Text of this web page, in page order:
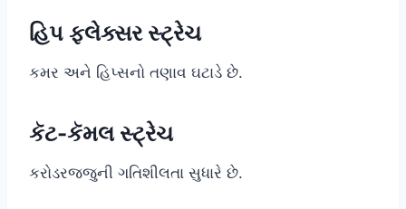
હિપ ફ્લેક્સર સ્ટ્રેચ
કમર અને હિપ્સનો તણાવ ઘટાડે છે.
કૅટ-કૅમલ સ્ટ્રેચ
કરોડરજ્જુની ગતિશીલતા સુધારે છે.